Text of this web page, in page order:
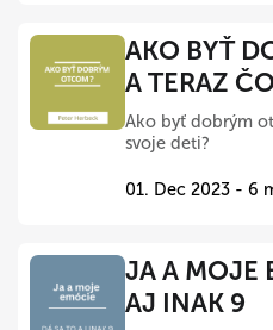
AKO BYŤ
A TERAZ
Ako byť dobrým
svoje deti?
01. Dec 2023 - 6
JA A MOJE
AJ INAK 9